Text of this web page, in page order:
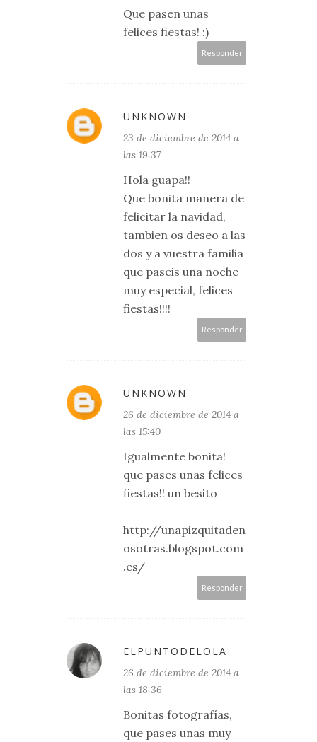
Que pasen unas
felices fiestas! :)
Responder
UNKNOWN
23 de diciembre de 2014 a
las 19:37
Hola guapa!!
Que bonita manera de
felicitar la navidad,
tambien os deseo a las
dos y a vuestra familia
que paseis una noche
muy especial, felices
fiestas!!!!
Responder
UNKNOWN
26 de diciembre de 2014 a
las 15:40
Igualmente bonita!
que pases unas felices
fiestas!! un besito
http://unapizquitaden
osotras.blogspot.com
.es/
Responder
ELPUNTODELOLA
26 de diciembre de 2014 a
las 18:36
Bonitas fotografías,
que pases unas muy